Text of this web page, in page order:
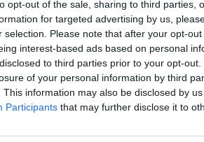
opt-out of the sale, sharing to third parties,
for targeted advertising by us,
selection. Please note that after your opt-
interest-based ads based on personal
to third parties prior to your opt-
of your personal information by third
This information may also be disclosed by
Participants that may further disclose it to
megfelelően eseménydús
tanács nem változtatott a
teljesen új helyzetet
intézkedések vannak csőben,
reagálnak - mondta Nagy